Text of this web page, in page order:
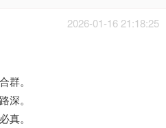
2026-01-16 21:18:25
群。
深。
真。